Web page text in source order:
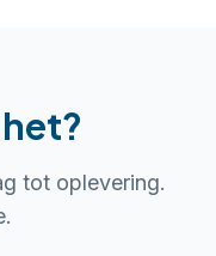
tot oplevering.